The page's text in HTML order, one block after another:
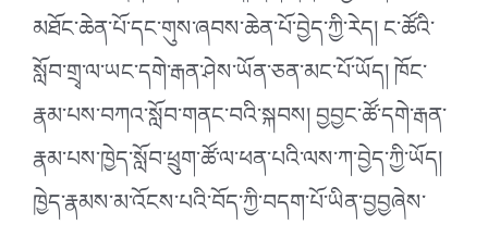
མཐོང་ཆེན་པོ་དང་གུས་ཞབས་ཆེན་པོ་བྱེད་ཀྱི་རེད། ང་ཚོའི་
སློབ་གྲྭ་ལ་ཡང་དགེ་རྒན་ཤེས་ཡོན་ཅན་མང་པོ་ཡོད། ཁོང་
རྣམ་པས་བཀའ་སློབ་གནང་བའི་སྐབས། བྱབྱང་ཚོ་དགེ་རྒན་
རྣམ་པས་ཁྱེད་སློབ་ཕྲུག་ཚོ་ལ་ཕན་པའི་ལས་ཀ་བྱེད་ཀྱི་ཡོད།
ཁྱེད་རྣམས་མ་འོངས་པའི་བོད་ཀྱི་བདག་པོ་ཡིན་བྱབྱཞེས་